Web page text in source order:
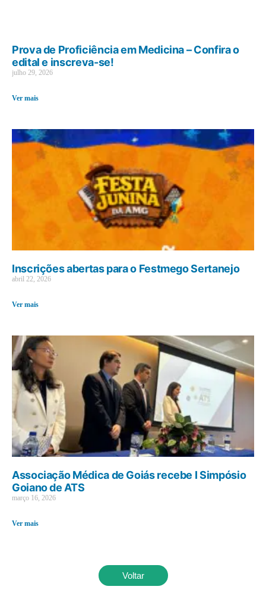
Prova de Proficiência em Medicina – Confira o
edital e inscreva-se!
julho 29, 2026
Ver mais
Inscrições abertas para o Festmego Sertanejo
abril 22, 2026
Ver mais
Associação Médica de Goiás recebe I Simpósio
Goiano de ATS
março 16, 2026
Ver mais
Voltar